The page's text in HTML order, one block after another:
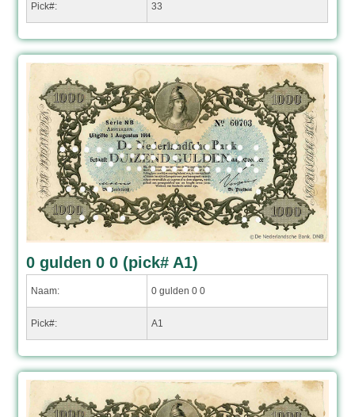
Pick#: 33
0 gulden 0 0 (pick# A1)
Naam: 0 gulden 0 0
Pick#: A1